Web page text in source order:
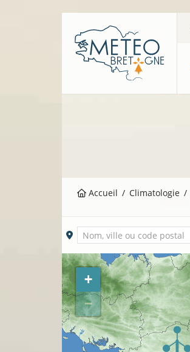
Accueil Climatologie
Ville sélectionnée
Nom, ville ou code postal
+
−